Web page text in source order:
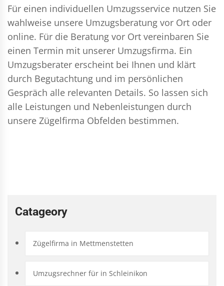
Für einen individuellen Umzugsservice nutzen Sie
wahlweise unsere Umzugsberatung vor Ort oder
online. Für die Beratung vor Ort vereinbaren Sie
einen Termin mit unserer Umzugsfirma. Ein
Umzugsberater erscheint bei Ihnen und klärt
durch Begutachtung und im persönlichen
Gespräch alle relevanten Details. So lassen sich
alle Leistungen und Nebenleistungen durch
unsere Zügelfirma Obfelden bestimmen.
Catageory
Zügelfirma in Mettmenstetten
Umzugsrechner für in Schleinikon